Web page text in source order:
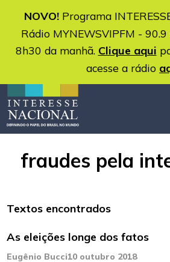
NOVO!Programa
Rádio MYNEWSVIPFM -
8h30 da manhã. Clique aqui
acesse a rádio
fraudes pela
Textos encontrados
As eleições longe dos fatos
Eugênio Bucci10 outubro 2018